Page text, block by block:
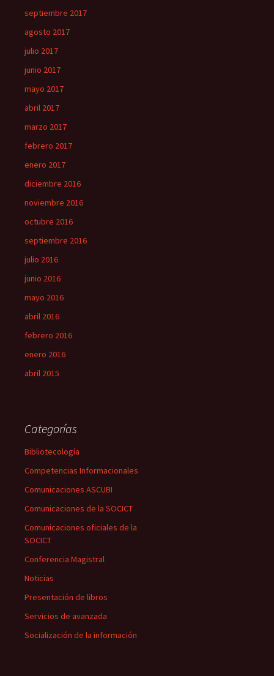
septiembre 2017
agosto 2017
julio 2017
junio 2017
mayo 2017
abril 2017
marzo 2017
febrero 2017
enero 2017
diciembre 2016
noviembre 2016
octubre 2016
septiembre 2016
julio 2016
junio 2016
mayo 2016
abril 2016
febrero 2016
enero 2016
abril 2015
Categorías
Bibliotecología
Competencias Informacionales
Comunicaciones ASCUBI
Comunicaciones de la SOCICT
Comunicaciones oficiales de la
SOCICT
Conferencia Magistral
Noticias
Presentación de libros
Servicios de avanzada
Socialización de la información